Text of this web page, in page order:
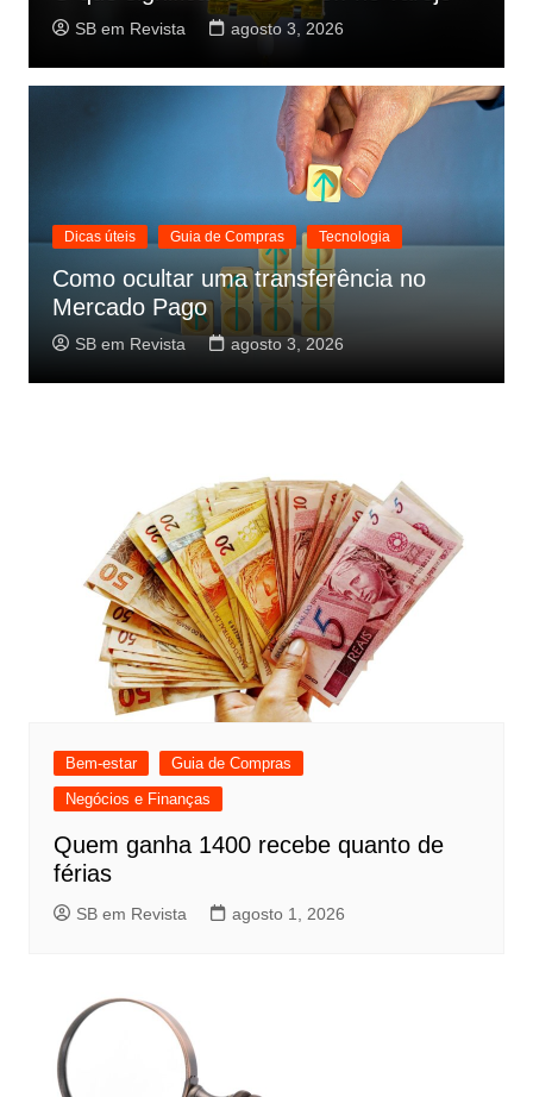
SB em Revista agosto 3, 2026
Dicas úteis Guia de Compras Tecnologia
Como ocultar uma transferência no
Mercado Pago
SB em Revista agosto 3, 2026
Bem-estar
Guia de Compras
Negócios e Finanças
Quem ganha 1400 recebe quanto de
férias
SB em Revista agosto 1, 2026